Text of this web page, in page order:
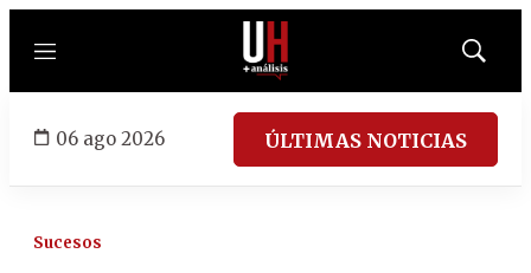
Menú
Mostrar
06 ago 2026 ÚLTIMAS NOTICIAS
Sucesos